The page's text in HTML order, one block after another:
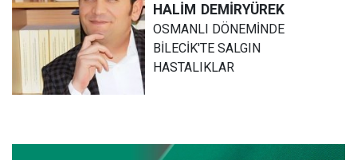
HALİM DEMİRYÜREK
OSMANLI DÖNEMİNDE
BİLECİK'TE SALGIN
HASTALIKLAR